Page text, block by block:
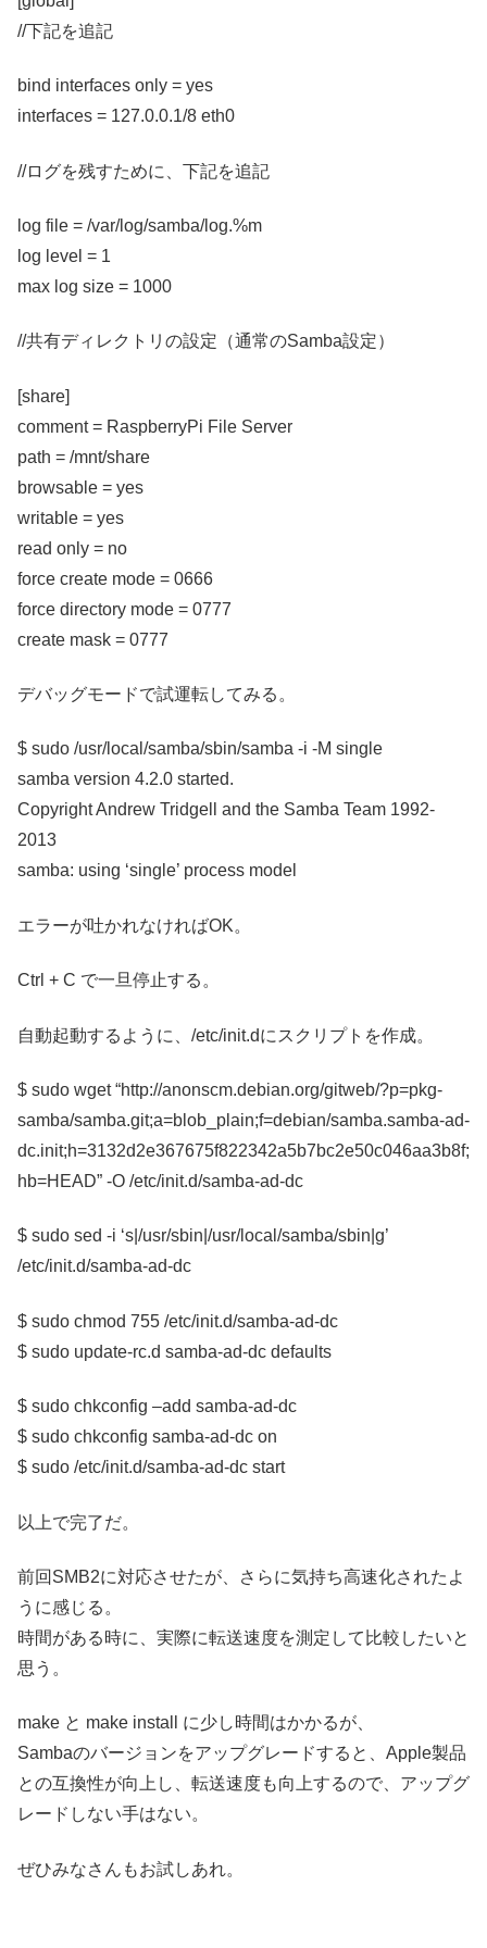
//下記を追記
bind interfaces only = yes
interfaces = 127.0.0.1/8 eth0
//ログを残すために、下記を追記
log file = /var/log/samba/log.%m
log level = 1
max log size = 1000
//共有ディレクトリの設定（通常のSamba設定）
[share]
comment = RaspberryPi File Server
path = /mnt/share
browsable = yes
writable = yes
read only = no
force create mode = 0666
force directory mode = 0777
create mask = 0777
デバッグモードで試運転してみる。
$ sudo /usr/local/samba/sbin/samba -i -M single
samba version 4.2.0 started.
Copyright Andrew Tridgell and the Samba Team 1992-
2013
samba: using ‘single’ process model
エラーが吐かれなければOK。
Ctrl + C で一旦停止する。
自動起動するように、/etc/init.dにスクリプトを作成。
$ sudo wget “http://anonscm.debian.org/gitweb/?p=pkg-
samba/samba.git;a=blob_plain;f=debian/samba.samba-ad-
dc.init;h=3132d2e367675f822342a5b7bc2e50c046aa3b8f;
hb=HEAD” -O /etc/init.d/samba-ad-dc
$ sudo sed -i ‘s|/usr/sbin|/usr/local/samba/sbin|g’
/etc/init.d/samba-ad-dc
$ sudo chmod 755 /etc/init.d/samba-ad-dc
$ sudo update-rc.d samba-ad-dc defaults
$ sudo chkconfig –add samba-ad-dc
$ sudo chkconfig samba-ad-dc on
$ sudo /etc/init.d/samba-ad-dc start
以上で完了だ。
前回SMB2に対応させたが、さらに気持ち高速化されたよ
うに感じる。
時間がある時に、実際に転送速度を測定して比較したいと
思う。
make と make install に少し時間はかかるが、
Sambaのバージョンをアップグレードすると、Apple製品
との互換性が向上し、転送速度も向上するので、アップグ
レードしない手はない。
ぜひみなさんもお試しあれ。